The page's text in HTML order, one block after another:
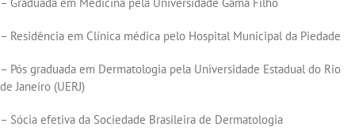
– Residência em Clínica médica pelo Hospital Municipal da Piedade
– Pós graduada em Dermatologia pela Universidade Estadual do Rio
de Janeiro (UERJ)
– Sócia efetiva da Sociedade Brasileira de Dermatologia